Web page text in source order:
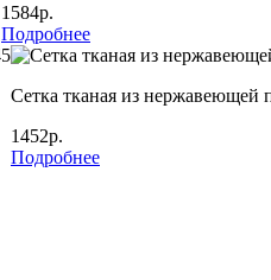
1584р.
Подробнее
Сетка тканая из нержавеющей
1452р.
Подробнее